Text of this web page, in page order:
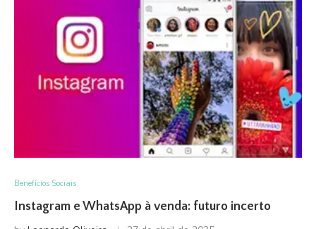
Benefícios Sociais
Instagram e WhatsApp à venda: futuro incerto